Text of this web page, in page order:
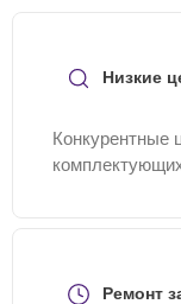
Низкие
Конкурентные
Ремонт